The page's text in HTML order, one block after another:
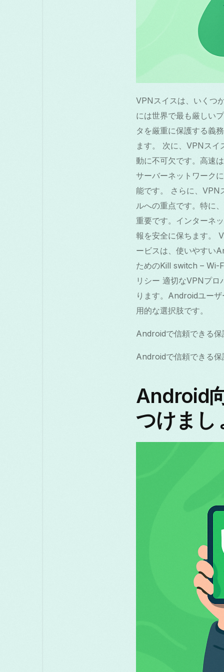
VPNスイスは、いくつ
には世界で最も厳しい
タを厳重に保護する義
ます。 次に、VPNスイ
動に不可欠です。高速
サーバーネットワーク
能です。 さらに、VPN
ルへの重点です。特に
重要です。インターネ
報を安全に保ちます。
ービスは、使いやすい
ためのKill switch – Wi-
リシー 適切なVPNプロ
ります。Androidユー
用的な選択肢です。
Androidで信頼できる
Androidで信頼できる
Android
つけまし